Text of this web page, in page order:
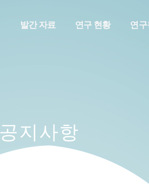
발간 자료 연구 현황 연
공지사항